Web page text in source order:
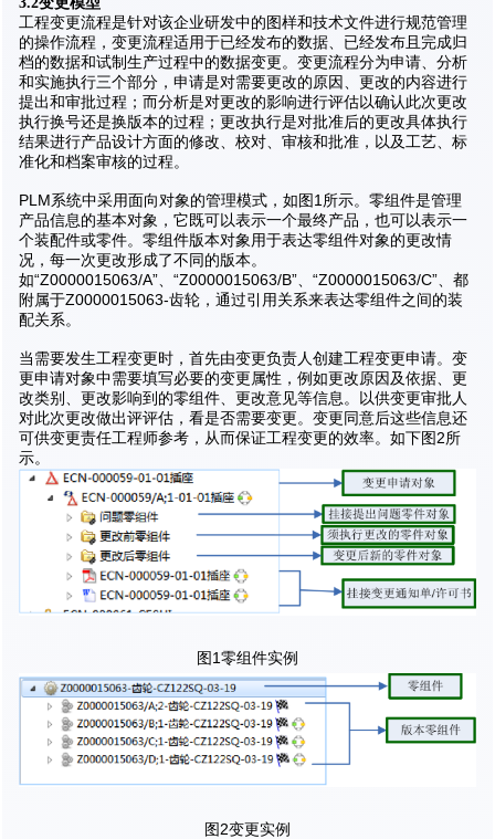
工程变更流程是针对该企业研发中的图样和技术文件进行规范管理
的操作流程，变更流程适用于已经发布的数据、已经发布且完成归
档的数据和试制生产过程中的数据变更。变更流程分为申请、分析
和实施执行三个部分，申请是对需要更改的原因、更改的内容进行
提出和审批过程；而分析是对更改的影响进行评估以确认此次更改
执行换号还是换版本的过程；更改执行是对批准后的更改具体执行
结果进行产品设计方面的修改、校对、审核和批准，以及工艺、标
准化和档案审核的过程。
PLM系统中采用面向对象的管理模式，如图1所示。零组件是管理
产品信息的基本对象，它既可以表示一个最终产品，也可以表示一
个装配件或零件。零组件版本对象用于表达零组件对象的更改情
况，每一次更改形成了不同的版本。
如“Z0000015063/A”、“Z0000015063/B”、“Z0000015063/C”、都
附属于Z0000015063-齿轮，通过引用关系来表达零组件之间的装
配关系。
当需要发生工程变更时，首先由变更负责人创建工程变更申请。变
更申请对象中需要填写必要的变更属性，例如更改原因及依据、更
改类别、更改影响到的零组件、更改意见等信息。以供变更审批人
对此次更改做出评评估，看是否需要变更。变更同意后这些信息还
可供变更责任工程师参考，从而保证工程变更的效率。如下图2所
示。
图1零组件实例
图2变更实例